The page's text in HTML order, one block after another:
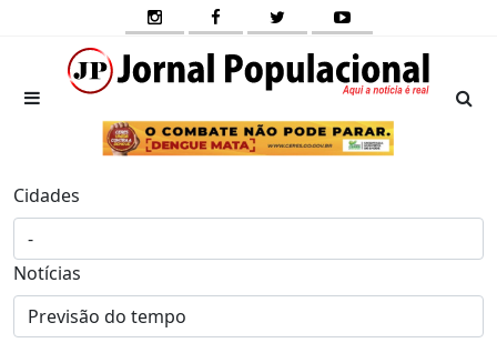
Cidades
Notícias